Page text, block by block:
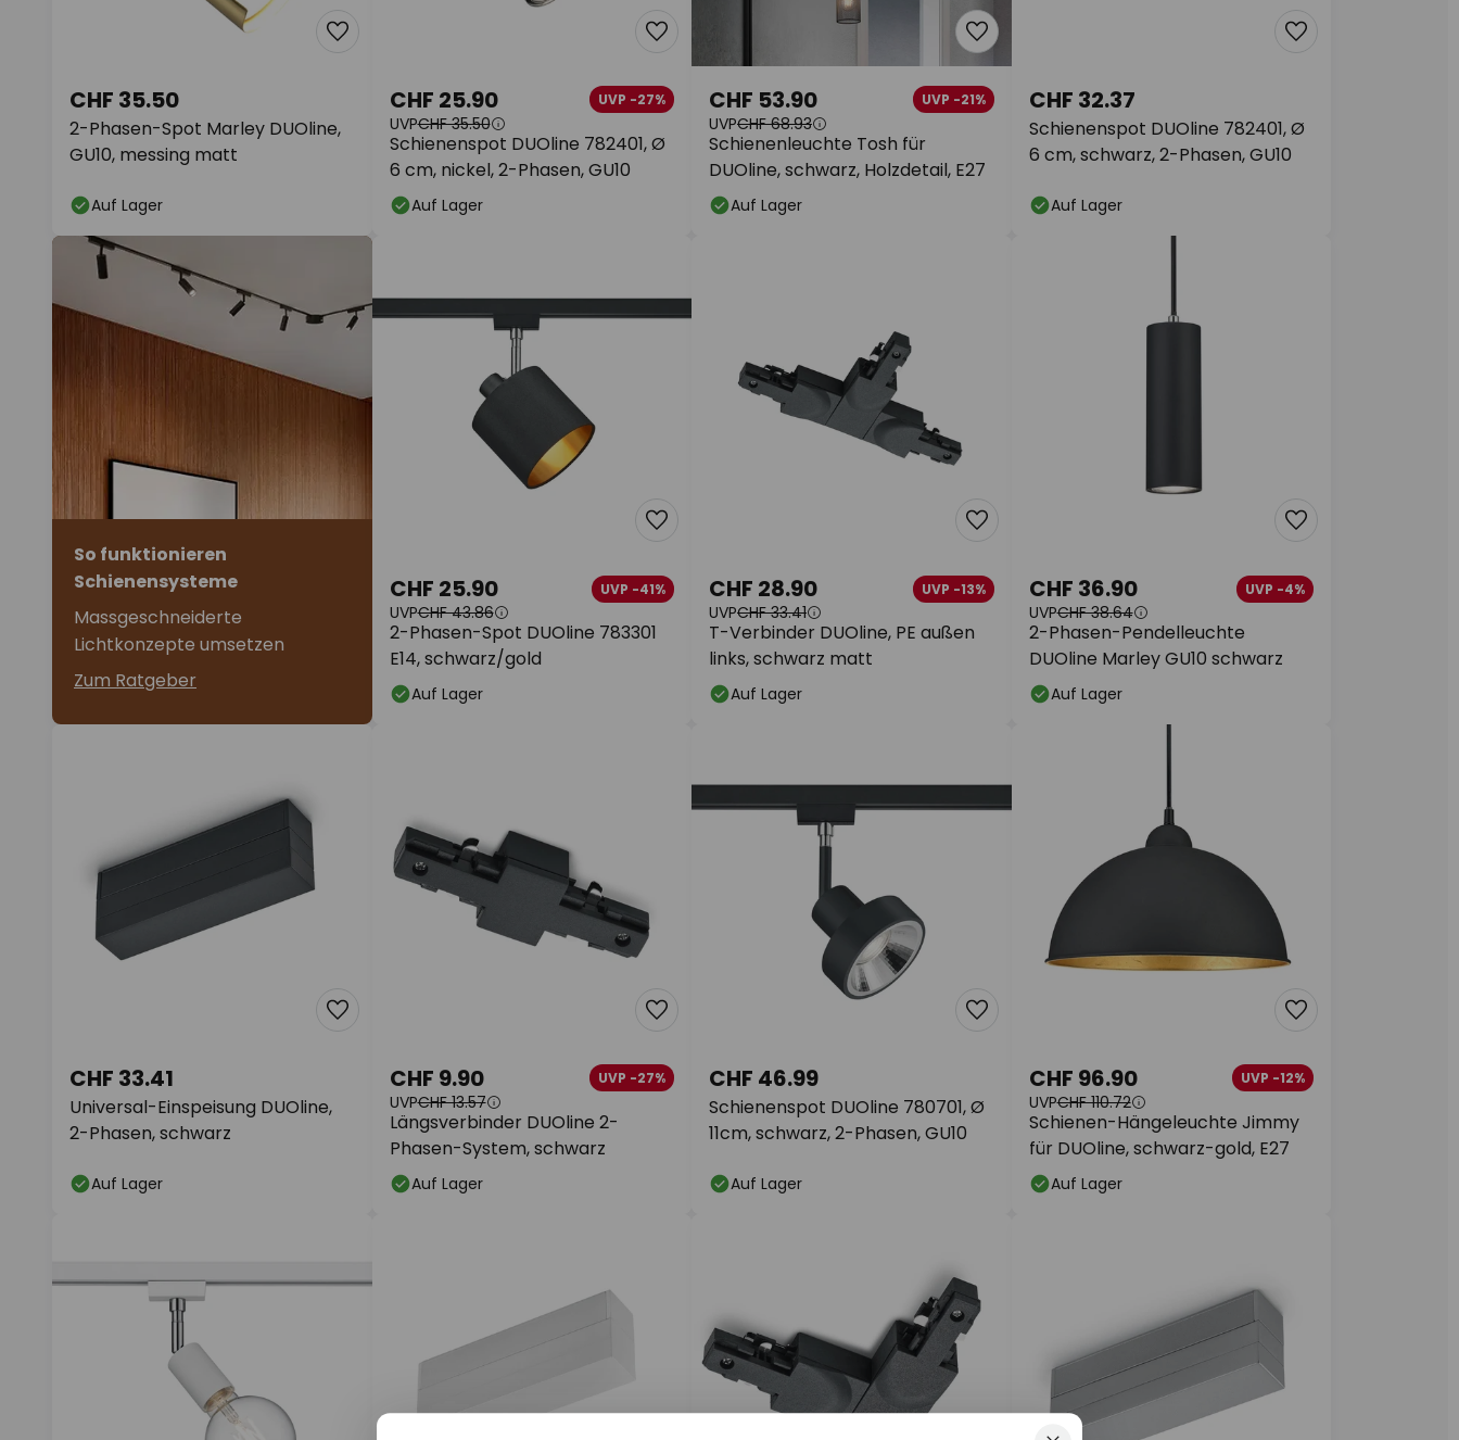
2-Phasen-Spot Marley DUOline,
GU10, messing matt
CHF 35.50
Auf Lager
Schienenspot DUOline 782401, Ø
6 cm, nickel, 2-Phasen, GU10
CHF 25.90 UVP -27%
UVPCHF 35.50
Auf Lager
Schienenleuchte Tosh für
DUOline, schwarz, Holzdetail, E27
CHF 53.90 UVP -21%
UVPCHF 68.93
Auf Lager
Schienenspot DUOline 782401, Ø
6 cm, schwarz, 2-Phasen, GU10
CHF 32.37
Auf Lager
So funktionieren
Schienensysteme
Massgeschneiderte
Lichtkonzepte umsetzen
Zum Ratgeber
2-Phasen-Spot DUOline 783301
E14, schwarz/gold
CHF 25.90 UVP -41%
UVPCHF 43.86
Auf Lager
T-Verbinder DUOline, PE außen
links, schwarz matt
CHF 28.90 UVP -13%
UVPCHF 33.41
Auf Lager
2-Phasen-Pendelleuchte
DUOline Marley GU10 schwarz
CHF 36.90 UVP -4%
UVPCHF 38.64
Auf Lager
Universal-Einspeisung DUOline,
2-Phasen, schwarz
CHF 33.41
Auf Lager
Längsverbinder DUOline 2-
Phasen-System, schwarz
CHF 9.90 UVP -27%
UVPCHF 13.57
Auf Lager
Schienenspot DUOline 780701, Ø
11cm, schwarz, 2-Phasen, GU10
CHF 46.99
Auf Lager
Schienen-Hängeleuchte Jimmy
für DUOline, schwarz-gold, E27
CHF 96.90 UVP -12%
UVPCHF 110.72
Auf Lager